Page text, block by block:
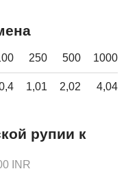
250 500 1000
1,01 2,02 4,04
рупии к
INR